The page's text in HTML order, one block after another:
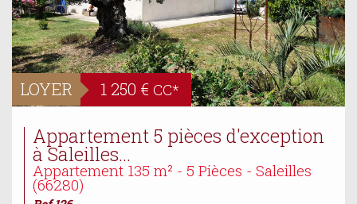
LOYER 1 250 € CC*
Appartement 5 pièces d'exception
à Saleilles...
Appartement 135 m² - 5 Pièces - Saleilles
(66280)